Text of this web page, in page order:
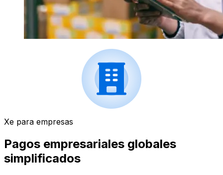
Xe para empresas
Pagos empresariales globales
simplificados